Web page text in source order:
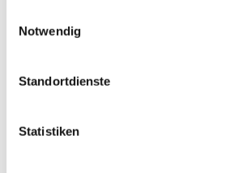
Notwendig
Standortdienste
Statistiken
Hinweis: Wegen des
Prophylaxemöglichkeiten
generell auf Reisen in